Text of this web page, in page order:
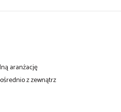
aranżację
z zewnątrz